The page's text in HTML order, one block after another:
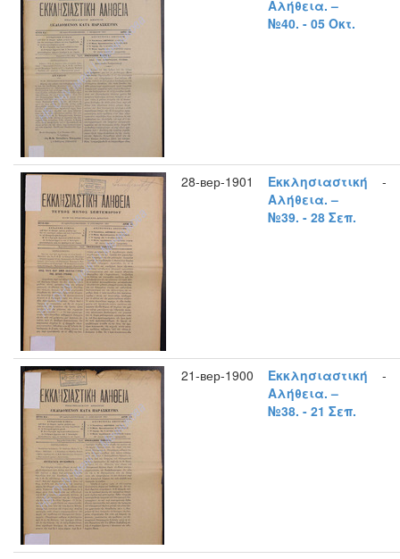
Αλήθεια. –
№40. - 05 Οκτ.
28-вер-1901
Εκκλησιαστική
Αλήθεια. –
№39. - 28 Σεπ.
-
21-вер-1900
Εκκλησιαστική
Αλήθεια. –
№38. - 21 Σεπ.
-